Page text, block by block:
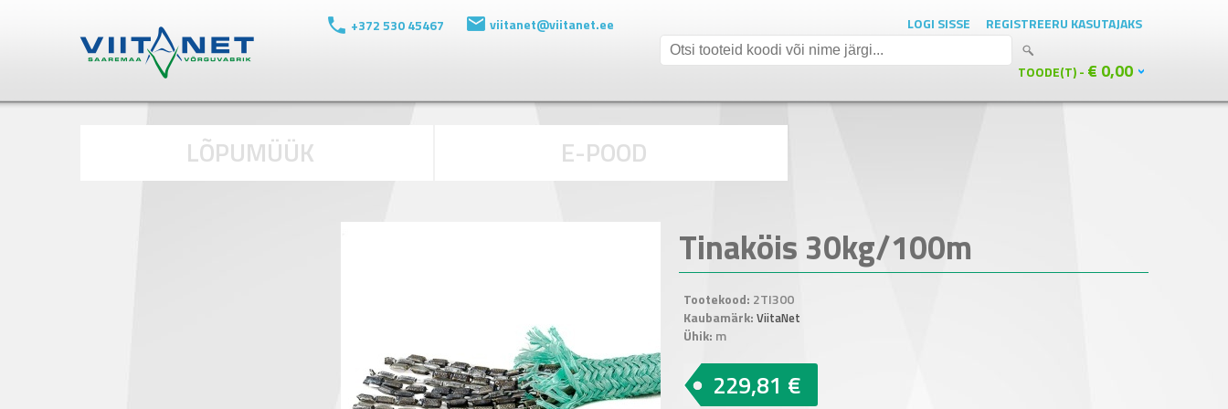
LOGI SISSE REGISTREERU KASUTAJAKS
+372 530 45467 viitanet@viitanet.ee
TOODE(T) - € 0,00
LÕPUMÜÜK E-POOD
Tinaköis 30kg/100m
Tootekood: 2TI300
Kaubamärk: ViitaNet
Ühik: m
229,81 €